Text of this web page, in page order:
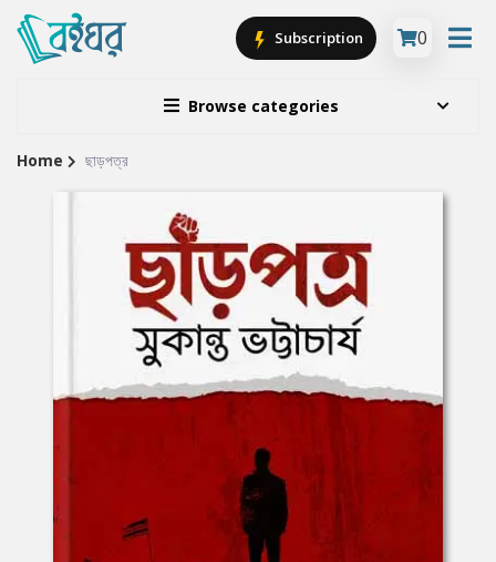
Browse categories
Subscription 0
Site
Home ছাড়পত্র